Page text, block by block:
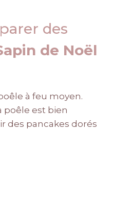
des
de Noël
à feu moyen.
poêle est bien
des pancakes dorés